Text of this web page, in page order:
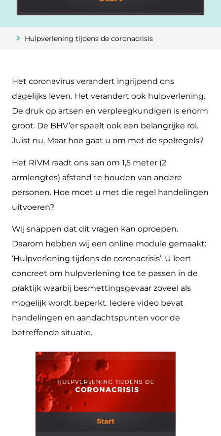
Hulpverlening tijdens de coronacrisis
Het coronavirus verandert ingrijpend ons
dagelijks leven. Het verandert ook hulpverlening.
De druk op artsen en verpleegkundigen is enorm
groot. De BHV’er speelt ook een belangrijke rol.
Juist nu. Maar hoe gaat u om met de spelregels?
Het RIVM raadt ons aan om 1,5 meter (2
armlengtes) afstand te houden van andere
personen. Hoe moet u met die regel handelingen
uitvoeren?
Wij snappen dat dit vragen kan oproepen.
Daarom hebben wij een online module gemaakt:
‘Hulpverlening tijdens de coronacrisis’. U leert
concreet om hulpverlening toe te passen in de
praktijk waarbij besmettingsgevaar zoveel als
mogelijk wordt beperkt. Iedere video bevat
handelingen en aandachtspunten voor de
betreffende situatie.